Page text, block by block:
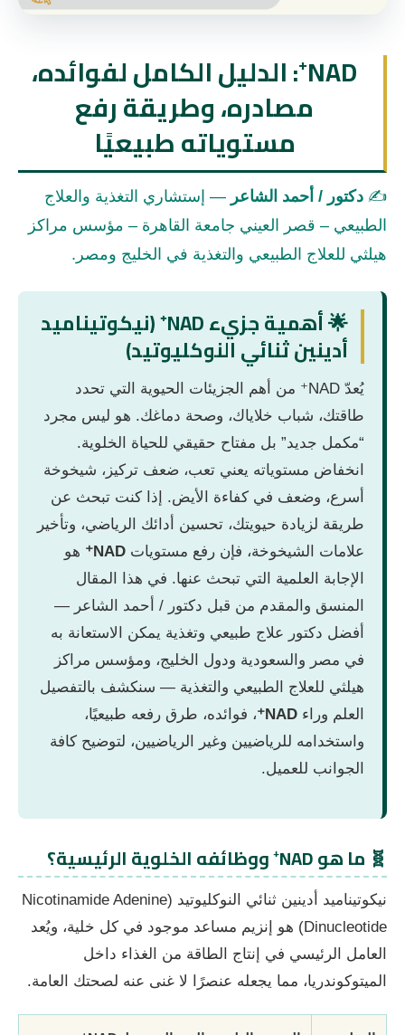
NAD⁺: الدليل الكامل لفوائده،
مصادره، وطريقة رفع
مستوياته طبيعيًا
✍️ دكتور / أحمد الشاعر — إستشاري التغذية والعلاج
الطبيعي – قصر العيني جامعة القاهرة – مؤسس مراكز
هيلثي للعلاج الطبيعي والتغذية في الخليج ومصر.
🌟 أهمية جزيء NAD⁺ (نيكوتيناميد
أدينين ثنائي النوكليوتيد)
يُعدّ NAD⁺ من أهم الجزيئات الحيوية التي تحدد
طاقتك، شباب خلاياك، وصحة دماغك. هو ليس مجرد
“مكمل جديد” بل مفتاح حقيقي للحياة الخلوية.
انخفاض مستوياته يعني تعب، ضعف تركيز، شيخوخة
أسرع، وضعف في كفاءة الأيض. إذا كنت تبحث عن
طريقة لزيادة حيويتك، تحسين أدائك الرياضي، وتأخير
علامات الشيخوخة، فإن رفع مستويات NAD⁺
هو
الإجابة العلمية التي تبحث عنها. في هذا المقال
المنسق والمقدم من قبل دكتور / أحمد الشاعر —
أفضل دكتور علاج طبيعي وتغذية يمكن الاستعانة به
في مصر والسعودية ودول الخليج، ومؤسس مراكز
هيلثي للعلاج الطبيعي والتغذية — سنكشف بالتفصيل
العلم وراء NAD⁺ ، فوائده، طرق رفعه طبيعيًا،
واستخدامه للرياضيين وغير الرياضيين، لتوضيح كافة
الجوانب للعميل.
🧬 ما هو NAD⁺ ووظائفه الخلوية الرئيسية؟
نيكوتيناميد أدينين ثنائي النوكليوتيد (Nicotinamide Adenine
Dinucleotide) هو إنزيم مساعد موجود في كل خلية، ويُعد
العامل الرئيسي في إنتاج الطاقة من الغذاء داخل
الميتوكوندريا، مما يجعله عنصرًا لا غنى عنه لصحتك العامة.